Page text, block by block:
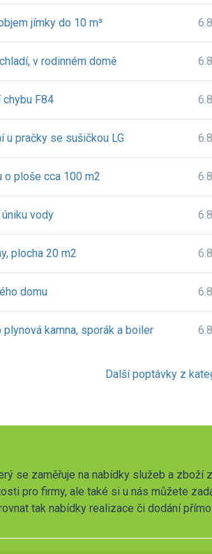
jímky do 10 m³
v rodinném domě
F84
u pračky se sušičkou LG
o ploše cca 100 m2
vody
plocha 20 m2
domu
kamna, sporák a boiler
Další poptávky z
se zaměřuje na nabídky služeb a zboží
pro firmy, ale také si u nás můžete
tak nabídky realizace či dodání